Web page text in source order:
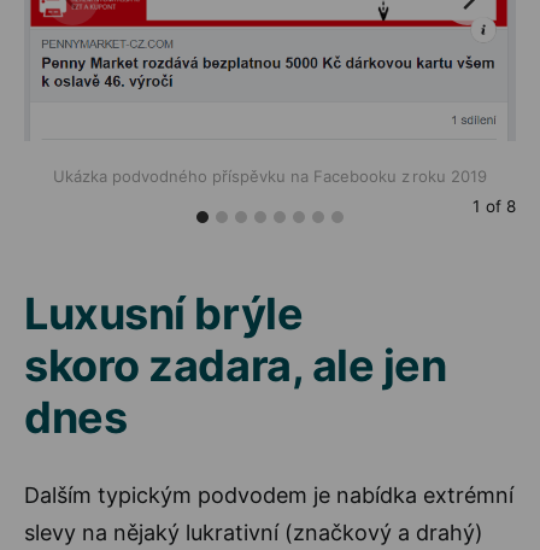
Ukázka podvodného příspěvku na Facebooku z roku 2019
1 of 8
Luxusní brýle
skoro zadara, ale jen
dnes
Dalším typickým podvodem je nabídka extrémní
slevy na nějaký lukrativní (značkový a drahý)